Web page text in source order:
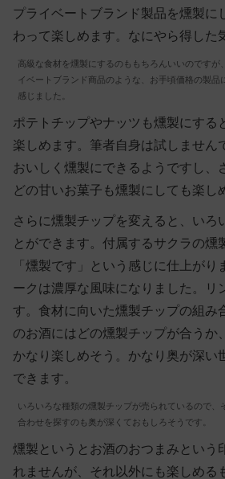
プライベートブランド製品を燻製に
わって楽しめます。なにやら得した
高級な食材を燻製にするのももちろんいいのですが
イベートブランド商品のような、お手頃価格の製品
感じました。
ポテトチップやナッツも燻製にする
楽しめます。筆者自身は試しません
おいしく燻製にできるようですし、
どの甘いお菓子も燻製にしても楽し
さらに燻製チップを変えると、いろ
とができます。付属するサクラの燻
「燻製です」という感じに仕上がり
ークは濃厚な風味になりました。リ
す。食材に向いた燻製チップの組み
のお酒にはどの燻製チップが合うか
かなり楽しめそう。かなり奥が深い
できます。
いろいろな種類の燻製チップが売られているので、
合わせを探すのも奥が深くておもしろそうです。
燻製というとお酒のおつまみという
れませんが、それ以外にも楽しめる